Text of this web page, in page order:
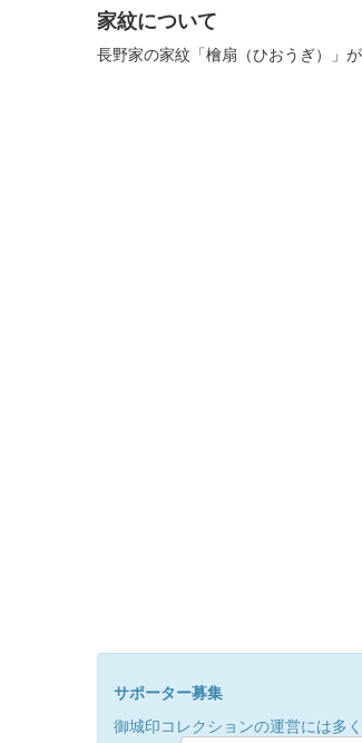
家紋について
長野家の家紋「檜扇（ひおうぎ）」
サポーター募集
御城印コレクションの運営には多